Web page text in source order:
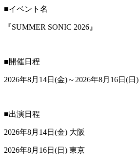
■イベント名
『SUMMER SONIC 2026』
■開催日程
2026年8月14日(金)～2026年8月16日(日)
■出演日程
2026年8月14日(金) 大阪
2026年8月16日(日) 東京